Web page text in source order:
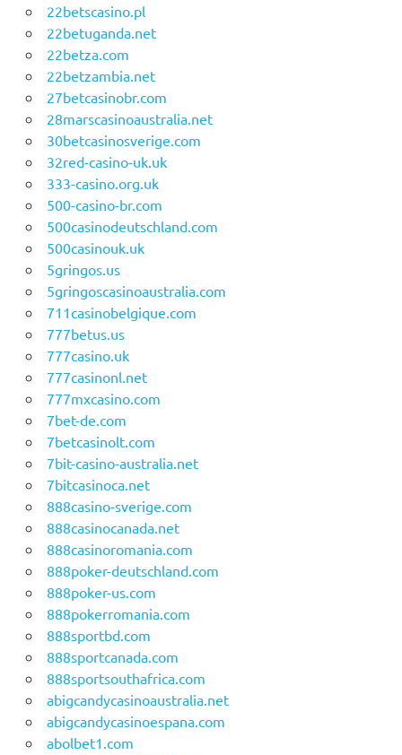
22betscasino.pl
22betuganda.net
22betza.com
22betzambia.net
27betcasinobr.com
28marscasinoaustralia.net
30betcasinosverige.com
32red-casino-uk.uk
333-casino.org.uk
500-casino-br.com
500casinodeutschland.com
500casinouk.uk
5gringos.us
5gringoscasinoaustralia.com
711casinobelgique.com
777betus.us
777casino.uk
777casinonl.net
777mxcasino.com
7bet-de.com
7betcasinolt.com
7bit-casino-australia.net
7bitcasinoca.net
888casino-sverige.com
888casinocanada.net
888casinoromania.com
888poker-deutschland.com
888poker-us.com
888pokerromania.com
888sportbd.com
888sportcanada.com
888sportsouthafrica.com
abigcandycasinoaustralia.net
abigcandycasinoespana.com
abolbet1.com